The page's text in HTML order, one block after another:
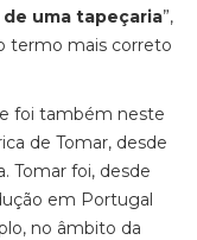
uma tapeçaria”,
termo mais correto
foi também neste
de Tomar, desde
Tomar foi, desde
em Portugal
no âmbito da